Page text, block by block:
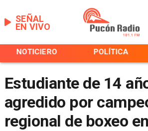
EN VIVO
SEÑAL
NOTICIERO POLÍTICA
Estudiante de 14
agredido por
regional de boxeo